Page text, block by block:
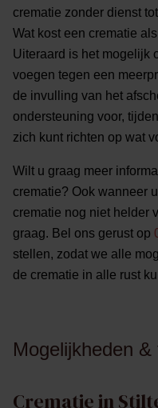
crematie zonder dienst tot
Wat kost een crematie
Uiteraard is het mogelijk
voegen tegen een
de invulling van het
ondersteuning voor,
zich kunt richten op wat
Wilt u graag meer
crematie? Ook wanneer
crematie nog niet helder
graag. Bel ons gerust op
stellen, zodat we alle
de crematie in alle rust
Mogelijkheden
Crematie in